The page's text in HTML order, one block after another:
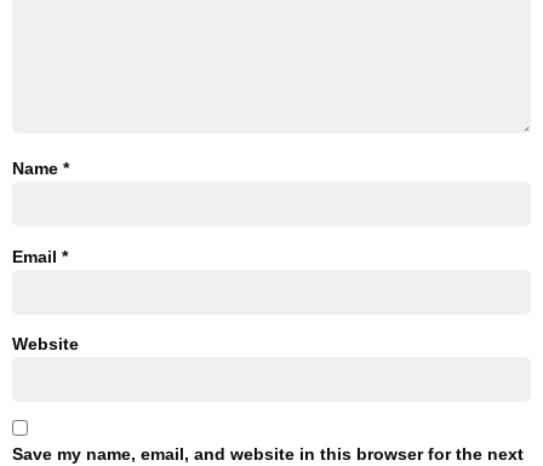
Name *
Email *
Website
Save my name, email, and website in this browser for the next